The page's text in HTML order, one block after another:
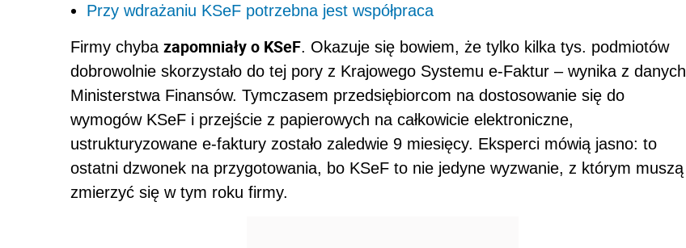
Przy wdrażaniu KSeF potrzebna jest współpraca
Firmy chyba zapomniały o KSeF. Okazuje się bowiem, że tylko kilka tys. podmiotów
dobrowolnie skorzystało do tej pory z Krajowego Systemu e-Faktur – wynika z danych
Ministerstwa Finansów. Tymczasem przedsiębiorcom na dostosowanie się do
wymogów KSeF i przejście z papierowych na całkowicie elektroniczne,
ustrukturyzowane e-faktury zostało zaledwie 9 miesięcy. Eksperci mówią jasno: to
ostatni dzwonek na przygotowania, bo KSeF to nie jedyne wyzwanie, z którym muszą
zmierzyć się w tym roku firmy.